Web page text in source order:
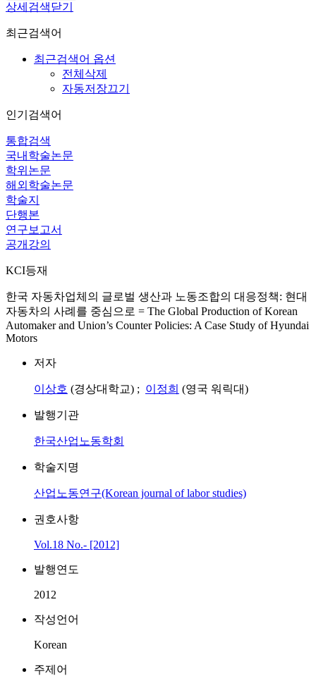
상세검색닫기
최근검색어
최근검색어 옵션
전체삭제
자동저장끄기
인기검색어
통합검색
국내학술논문
학위논문
해외학술논문
학술지
단행본
연구보고서
공개강의
KCI등재
한국 자동차업체의 글로벌 생산과 노동조합의 대응정책: 현대
자동차의 사례를 중심으로 = The Global Production of Korean
Automaker and Union’s Counter Policies: A Case Study of Hyundai
Motors
저자
이상호 (경상대학교) ; 이정희 (영국 워릭대)
발행기관
한국산업노동학회
학술지명
산업노동연구(Korean journal of labor studies)
권호사항
Vol.18 No.- [2012]
발행연도
2012
작성언어
Korean
주제어